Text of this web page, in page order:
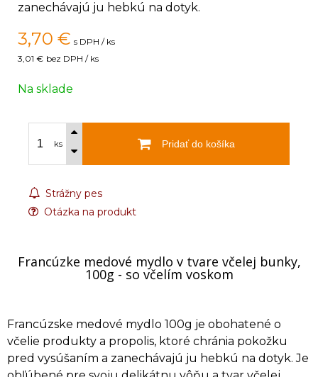
zanechávajú ju hebkú na dotyk.
3,70 € s DPH / ks
3,01 € bez DPH / ks
Na sklade
ks Pridať do košíka
Strážny pes
Otázka na produkt
Francúzke medové mydlo v tvare včelej bunky,
100g - so včelím voskom
Francúzske medové mydlo 100g je obohatené o
včelie produkty a propolis, ktoré chránia pokožku
pred vysúšaním a zanechávajú ju hebkú na dotyk. Je